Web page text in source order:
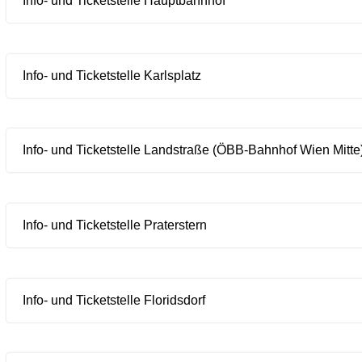
Info- und Ticketstelle Karlsplatz
Info- und Ticketstelle Landstraße (ÖBB-Bahnhof Wien
Info- und Ticketstelle Praterstern
Info- und Ticketstelle Floridsdorf